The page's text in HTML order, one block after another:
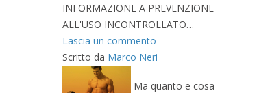
INFORMAZIONE A PREVENZIONE
ALL'USO INCONTROLLATO…
Lascia un commento
Scritto da Marco Neri
Ma quanto e cosa